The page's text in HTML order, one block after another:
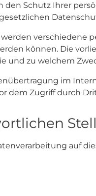
den Schutz Ihrer
verschiedene
können. Die
und zu welchem
im
dem Zugriff durch
auf